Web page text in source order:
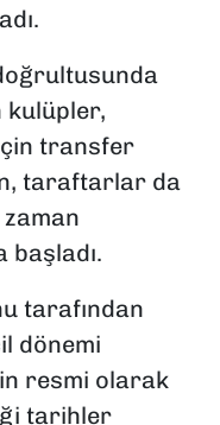
kulüpler,
transfer
taraftarlar da
başladı.
tarafından
dönemi
resmi olarak
tarihler